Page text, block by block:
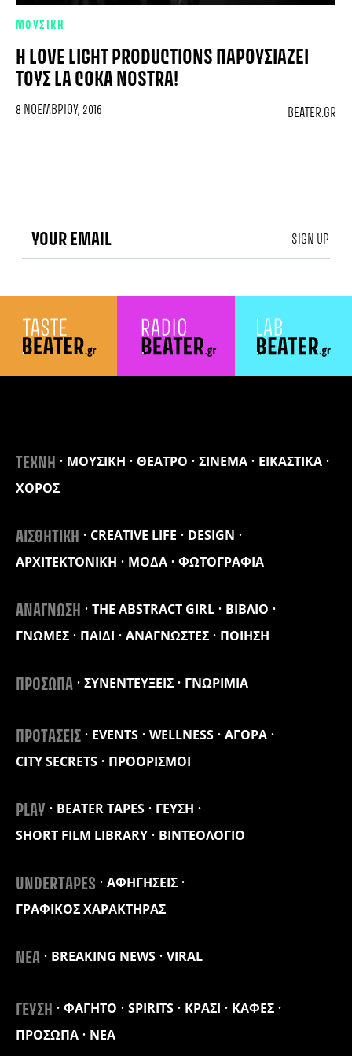
ΜΟΥΣΙΚΗ
H LOVE LIGHT PRODUCTIONS ΠΑΡΟΥΣΙΆΖΕΙ
ΤΟΥΣ LA COKA NOSTRA!
8 ΝΟΕΜΒΡΊΟΥ, 2016 BEATER.GR
ΤΕΧΝΗ ΜΟΥΣΙΚΗ ΘΕΑΤΡΟ ΣΙΝΕΜΑ
ΕΙΚΑΣΤΙΚΑ
ΧΟΡΟΣ
ΑΙΣΘΗΤΙΚΗ CREATIVE LIFE
DESIGN
ΑΡΧΙΤΕΚΤΟΝΙΚΗ
ΜΟΔΑ ΦΩΤΟΓΡΑΦΙΑ
ΑΝΑΓΝΩΣΗ THE ABSTRACT GIRL
ΒΙΒΛΙΟ
ΓΝΩΜΕΣ
ΠΑΙΔΙ ΑΝΑΓΝΩΣΤΕΣ ΠΟΙΗΣΗ
ΠΡΟΣΩΠΑ ΣΥΝΕΝΤΕΥΞΕΙΣ ΓΝΩΡΙΜΙΑ
ΠΡΟΤΑΣΕΙΣ EVENTS WELLNESS
ΑΓΟΡΑ
CITY SECRETS
ΠΡΟΟΡΙΣΜΟΙ
PLAY BEATER TAPES
ΓΕΥΣΗ
SHORT FILM LIBRARY
ΒΙΝΤΕΟΛΟΓΙΟ
UNDERTAPES
ΑΦΗΓΗΣΕΙΣ
ΓΡΑΦΙΚΟΣ ΧΑΡΑΚΤΗΡΑΣ
ΝΕΑ BREAKING NEWS VIRAL
ΓΕΥΣΗ ΦΑΓΗΤΟ SPIRITS ΚΡΑΣΙ
ΚΑΦΕΣ
ΠΡΟΣΩΠΑ
ΝΕΑ
SIGN UP